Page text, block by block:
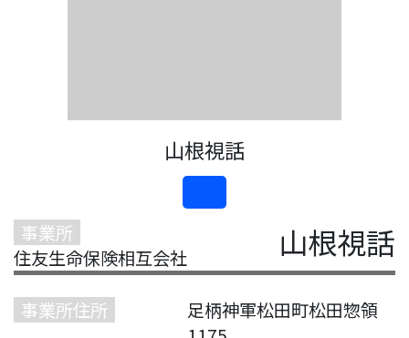
山根視話
事業所
住友生命保険相互会社
山根視話
事業所住所
足柄神軍松田町松田惣領